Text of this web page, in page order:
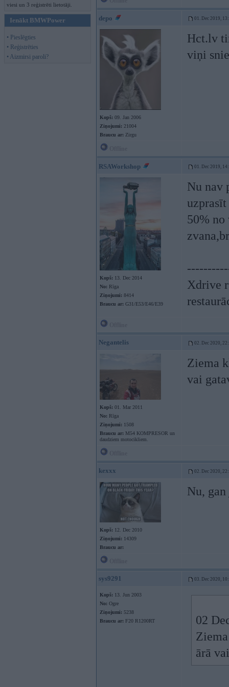
viesi un 3 reģistrēti lietotāji.
Ienākt BMWPower
• Pieslēgties
• Reģistrēties
• Aizmirsi paroli?
depo 01. Dec 2019,
Kopš: 09. Jan 2006
Ziņojumi: 21004
Braucu ar: Zirgu
Hct.lv
viņi
RSAWorkshop 01. Dec 2019,
Kopš: 13. Dec 2014
No: Rīga
Ziņojumi: 8414
Braucu ar: G31/E53/E46/E39
Nu nav
50% no
Xdrive
Negantelis 02. Dec 2020,
Kopš: 01. Mar 2011
No: Rīga
Ziņojumi: 1508
Braucu ar: M54 KOMPRESOR un
daudziem motocikliem.
Ziema
vai
kexxx 02. Dec 2020,
Kopš: 12. Dec 2010
Ziņojumi: 14309
Braucu ar:
Nu,
sys9291 03. Dec 2020,
Kopš: 13. Jun 2003
No: Ogre
Ziņojumi: 5238
Braucu ar: F20 R1200RT
02
ārā